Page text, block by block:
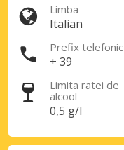
Limba
Italian
Prefix telefonic
+ 39
Limita ratei de
alcool
0,5 g/l